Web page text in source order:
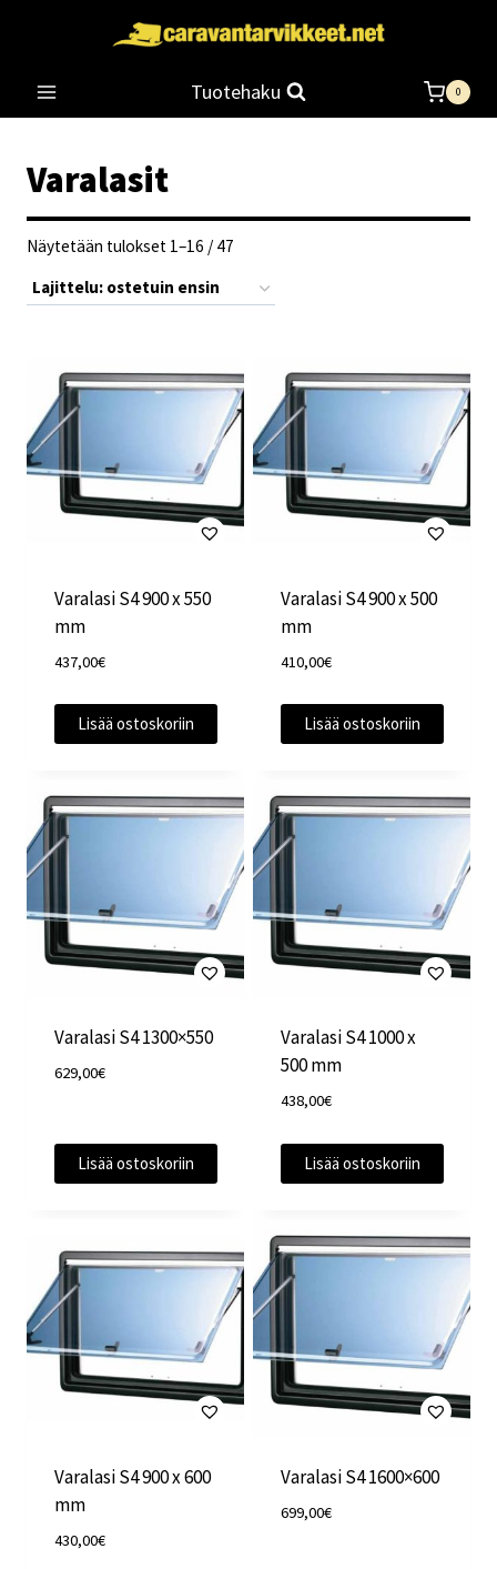
Tuotehaku 0
Varalasit
Näytetään tulokset 1–16 / 47
Varalasi S4 900 x 550
mm
437,00€
Lisää ostoskoriin
Varalasi S4 900 x 500
mm
410,00€
Lisää ostoskoriin
Varalasi S4 1300×550
629,00€
Lisää ostoskoriin
Varalasi S4 1000 x
500 mm
438,00€
Lisää ostoskoriin
Varalasi S4 900 x 600
mm
430,00€
Varalasi S4 1600×600
699,00€